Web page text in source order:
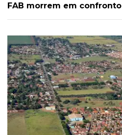
FAB morrem em confronto